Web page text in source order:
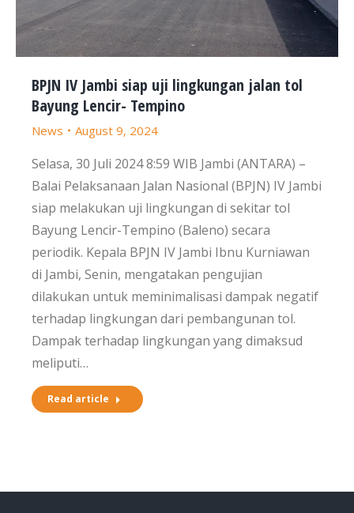
BPJN IV Jambi siap uji lingkungan jalan tol
Bayung Lencir- Tempino
News August 9, 2024
Selasa, 30 Juli 2024 8:59 WIB Jambi (ANTARA) –
Balai Pelaksanaan Jalan Nasional (BPJN) IV Jambi
siap melakukan uji lingkungan di sekitar tol
Bayung Lencir-Tempino (Baleno) secara
periodik. Kepala BPJN IV Jambi Ibnu Kurniawan
di Jambi, Senin, mengatakan pengujian
dilakukan untuk meminimalisasi dampak negatif
terhadap lingkungan dari pembangunan tol.
Dampak terhadap lingkungan yang dimaksud
meliputi…
Read article